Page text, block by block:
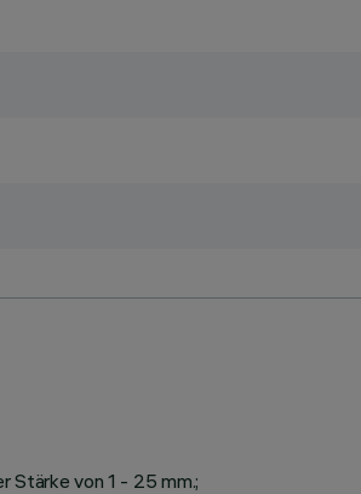
Stärke von 1 - 25 mm.;